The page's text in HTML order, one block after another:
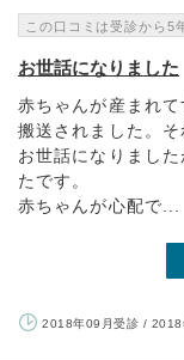
この口コミは受診から5
お世話になりました
赤ちゃんが産まれ
搬送されました。
お世話になりまし
たです。
赤ちゃんが心配で...
2018年09月受診 / 2018